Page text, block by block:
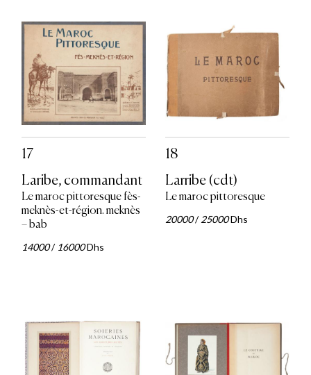
17
Laribe, commandant
Le maroc pittoresque fès-
meknès-et-région. meknès
– bab
14000/ 16000Dhs
18
Larribe (cdt)
Le maroc pittoresque
20000/25000Dhs